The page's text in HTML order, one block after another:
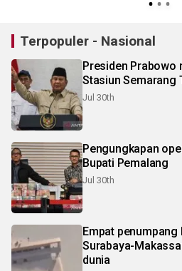
Terpopuler - Nasional
Presiden Prabowo
Stasiun Semarang
Jul 30th
Pengungkapan
Bupati Pemalang
Jul 30th
Empat
Surabaya-
dunia